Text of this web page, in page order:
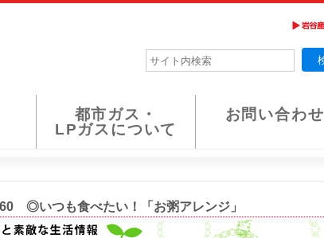
都市ガス・
LPガスについて
お問い合わせ
◎いつも食べたい！「お粥アレンジ」